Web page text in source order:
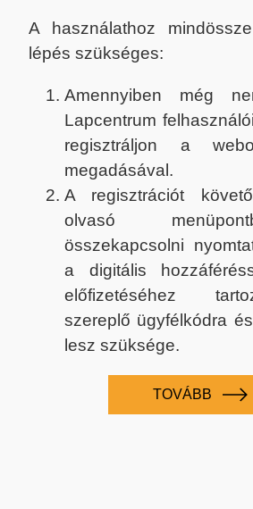
A használathoz
lépés szükséges:
Amennyiben még
Lapcentrum
regisztráljon a
megadásával.
A regisztrációt
olvasó
összekapcsolni
a digitális
előfizetéséhez
szereplő ügyfélkódra
lesz szüksége.
TOVÁBB